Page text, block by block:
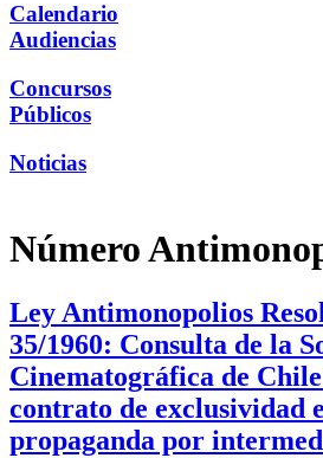
Calendario
Audiencias
Concursos
Públicos
Noticias
Número
Ley Antimonopolios
35/1960: Consulta de la
Cinematográfica de
contrato de exclusividad
propaganda por